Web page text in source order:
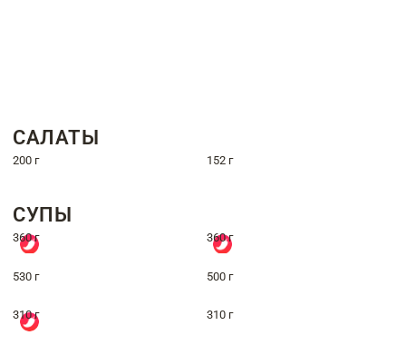
САЛАТЫ
200 г 152 г
СУПЫ
360 г 360 г
530 г 500 г
310 г 310 г